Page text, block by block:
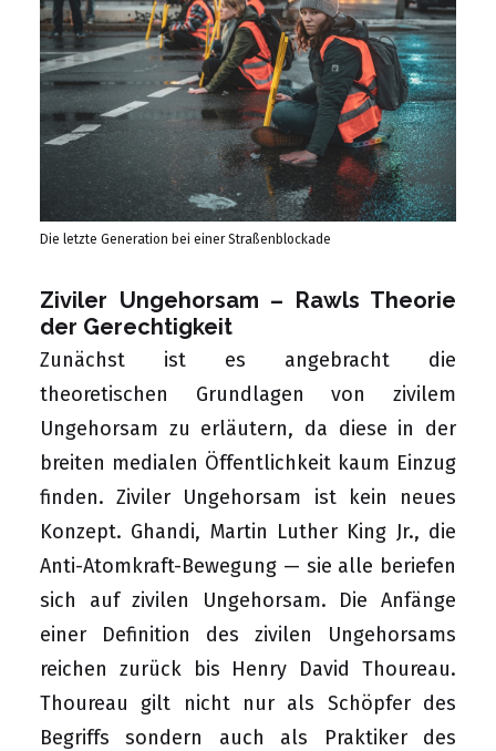
Die letzte Generation bei einer Straßenblockade
Ziviler Ungehorsam – Rawls Theorie
der Gerechtigkeit
Zunächst ist es angebracht die
theoretischen Grundlagen von zivilem
Ungehorsam zu erläutern, da diese in der
breiten medialen Öffentlichkeit kaum Einzug
finden. Ziviler Ungehorsam ist kein neues
Konzept. Ghandi, Martin Luther King Jr., die
Anti-Atomkraft-Bewegung — sie alle beriefen
sich auf zivilen Ungehorsam. Die Anfänge
einer Definition des zivilen Ungehorsams
reichen zurück bis Henry David Thoureau.
Thoureau gilt nicht nur als Schöpfer des
Begriffs sondern auch als Praktiker des